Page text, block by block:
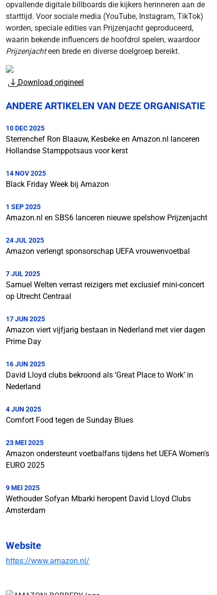
opvallende digitale billboards die kijkers herinneren aan de
starttijd. Voor sociale media (YouTube, Instagram, TikTok)
worden, speciale edities van Prijzenjacht geproduceerd,
waarin bekende influencers de hoofdrol spelen, waardoor
Prijzenjachteen brede en diverse doelgroep bereikt.
Download origineel
ANDERE ARTIKELEN VAN DEZE ORGANISATIE
10 DEC 2025
Sterrenchef Ron Blaauw, Kesbeke en Amazon.nl lanceren
Hollandse Stamppotsaus voor kerst
14 NOV 2025
Black Friday Week bij Amazon
1 SEP 2025
Amazon.nl en SBS6 lanceren nieuwe spelshow Prijzenjacht
24 JUL 2025
Amazon verlengt sponsorschap UEFA vrouwenvoetbal
7 JUL 2025
Samuel Welten verrast reizigers met exclusief mini-concert
op Utrecht Centraal
17 JUN 2025
Amazon viert vijfjarig bestaan in Nederland met vier dagen
Prime Day
16 JUN 2025
David Lloyd clubs bekroond als ‘Great Place to Work’ in
Nederland
4 JUN 2025
Comfort Food tegen de Sunday Blues
23 MEI 2025
Amazon ondersteunt voetbalfans tijdens het UEFA Women's
EURO 2025
9 MEI 2025
Wethouder Sofyan Mbarki heropent David Lloyd Clubs
Amsterdam
Website
https://www.amazon.nl/